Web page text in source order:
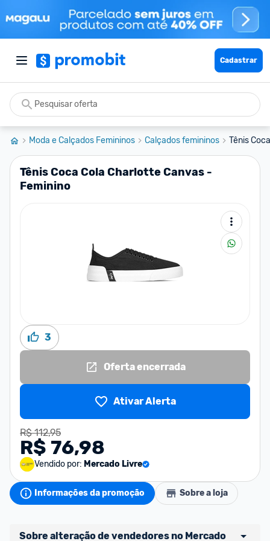
Cadastrar
Moda e Calçados Femininos Calçados femininos Tênis
Tênis Coca Cola Charlotte Canvas -
Feminino
3
Oferta encerrada
Ativar Alerta
R$ 112,95
R$ 76,98
Vendido por: Mercado Livre
Informações da promoção Sobre a loja
Sobre alteração de vendedores no Mercado